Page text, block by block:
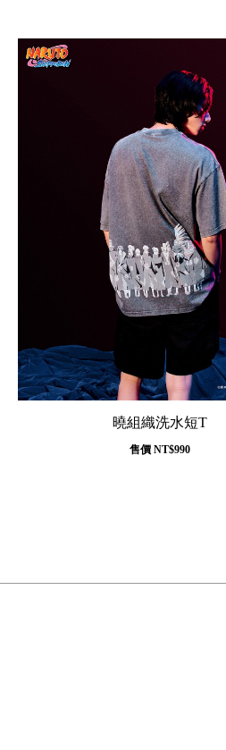
曉組織洗水短T
售價NT$990